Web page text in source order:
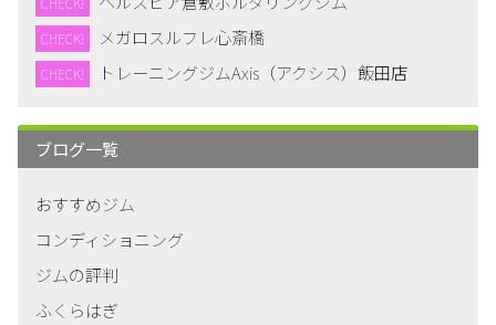
CHECK! メガロスルフレ心斎橋
CHECK! トレーニングジムAxis（アクシス）飯田店
ブログ一覧
おすすめジム
コンディショニング
ジムの評判
ふくらはぎ